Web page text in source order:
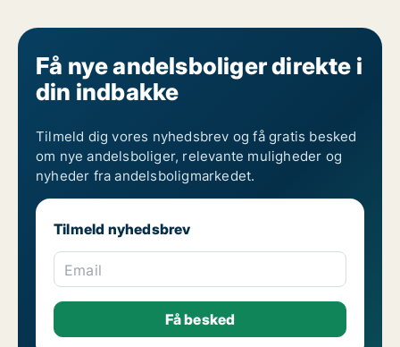
Andelsboliger til salg i Ørestad
Andelsboliger til salg på Østerbro
Få nye andelsboliger direkte i
din indbakke
Tilmeld dig vores nyhedsbrev og få gratis besked
om nye andelsboliger, relevante muligheder og
nyheder fra andelsboligmarkedet.
Tilmeld nyhedsbrev
Email